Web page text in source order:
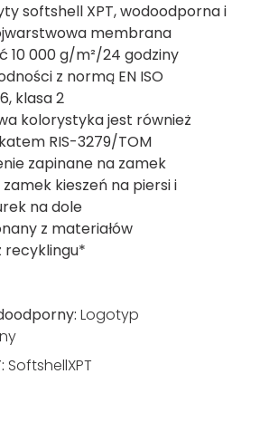
softshell XPT, wodoodporna i
membrana
10 000 g/m²/24 godziny
z normą EN ISO
klasa 2
kolorystyka jest również
RIS-3279/TOM
zapinane na zamek
kieszeń na piersi i
na dole
z materiałów
recyklingu*
Logotyp
SoftshellXPT